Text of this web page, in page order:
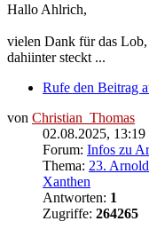
Hallo Ahlrich,
vielen Dank für das
dahiinter steckt ...
Rufe den Beitrag
von Christian_Thomas
02.08.2025, 13:19
Forum: Infos zu
Thema: 23.
Xanthen
Antworten: 1
Zugriffe: 264265